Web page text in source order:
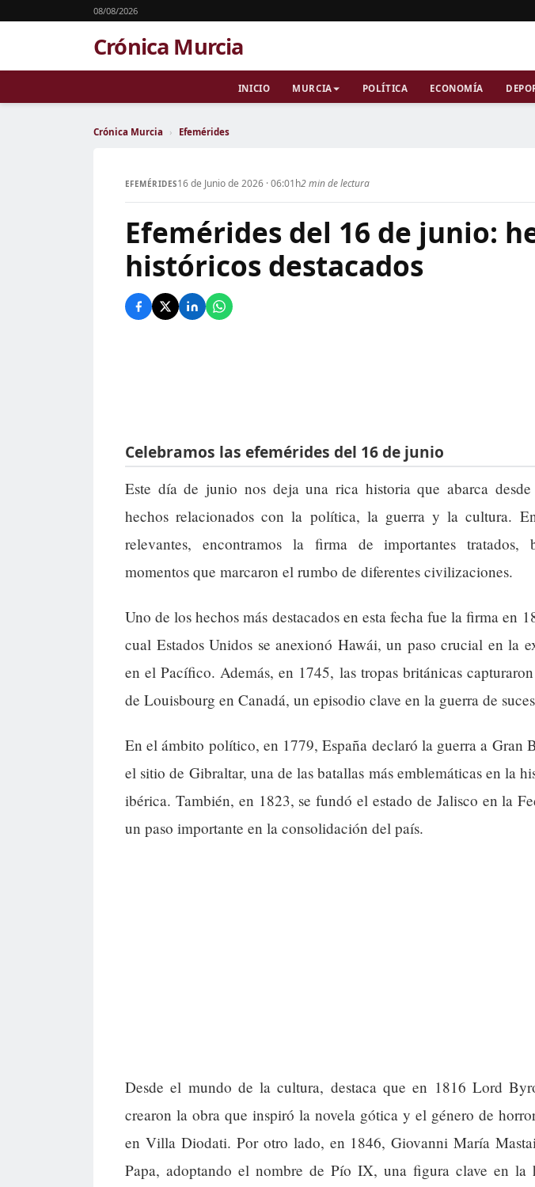
08/08/2026
Crónica Murcia
INICIO MURCIA POLÍTICA ECONOMÍA
Crónica Murcia › Efemérides
EFEMÉRIDES16 de Junio de 2026 · 06:01h2 min de lectura
Efemérides del 16 de junio:
históricos destacados
Celebramos las efemérides del 16 de junio
Este día de junio nos deja una rica historia que abarca
hechos relacionados con la política, la guerra y la cultura.
relevantes, encontramos la firma de importantes tratados,
momentos que marcaron el rumbo de diferentes civilizaciones.
Uno de los hechos más destacados en esta fecha fue la firma en
cual Estados Unidos se anexionó Hawái, un paso crucial en la
en el Pacífico. Además, en 1745, las tropas británicas
de Louisbourg en Canadá, un episodio clave en la guerra de
En el ámbito político, en 1779, España declaró la guerra a Gran
el sitio de Gibraltar, una de las batallas más emblemáticas en la
ibérica. También, en 1823, se fundó el estado de Jalisco en la
un paso importante en la consolidación del país.
Desde el mundo de la cultura, destaca que en 1816 Lord
crearon la obra que inspiró la novela gótica y el género de
en Villa Diodati. Por otro lado, en 1846, Giovanni María
Papa, adoptando el nombre de Pío IX, una figura clave en la